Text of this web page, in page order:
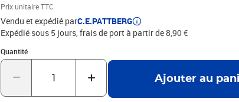
Prix unitaire TTC
Vendu et expédié parC.E.PATTBERG
Expédié sous 5 jours, frais de port à partir de 8,90 €
Quantité
Quantité : 1
Ajouter au